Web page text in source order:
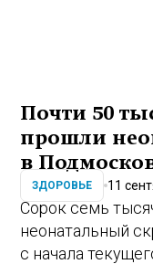
Почти 50
прошли
в
ЗДОРОВЬЕ 11
Сорок семь
неонатальный
с начала